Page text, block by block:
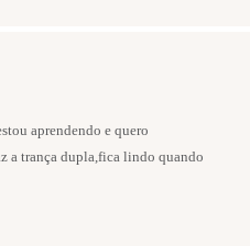
aprendendo e quero
a trança dupla,fica lindo quando